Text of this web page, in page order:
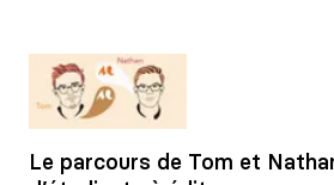
Le parcours de Tom et